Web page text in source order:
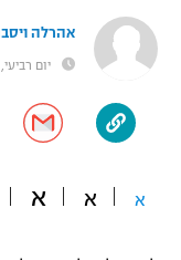
"מחצית בשכונה"
משתתפים וזוכים
תקנון משתתפים
טניס
היאבקות WWE
אופניים
ספורט מוטורי
אהרלה
יום רביעי, 09:46, 17.01.24
א א א